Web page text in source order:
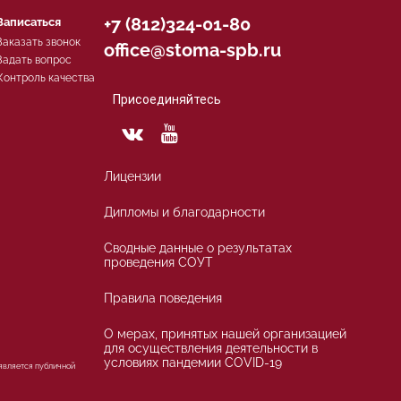
звонок
вопрос
качества
публичной
+7 (812)324-01-80
office@stoma-spb.ru
Присоединяйтесь
Лицензии
Дипломы и благодарности
Сводные данные о результатах
проведения СОУТ
Правила поведения
О мерах, принятых нашей организацией
для осуществления деятельности в
условиях пандемии COVID-19